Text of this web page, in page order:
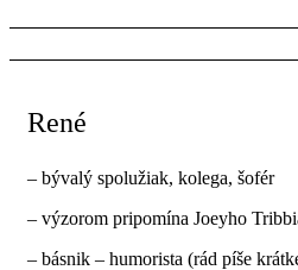
René
– bývalý spolužiak, kolega, šofér
– výzorom pripomína Joeyho
– básnik – humorista (rád píše